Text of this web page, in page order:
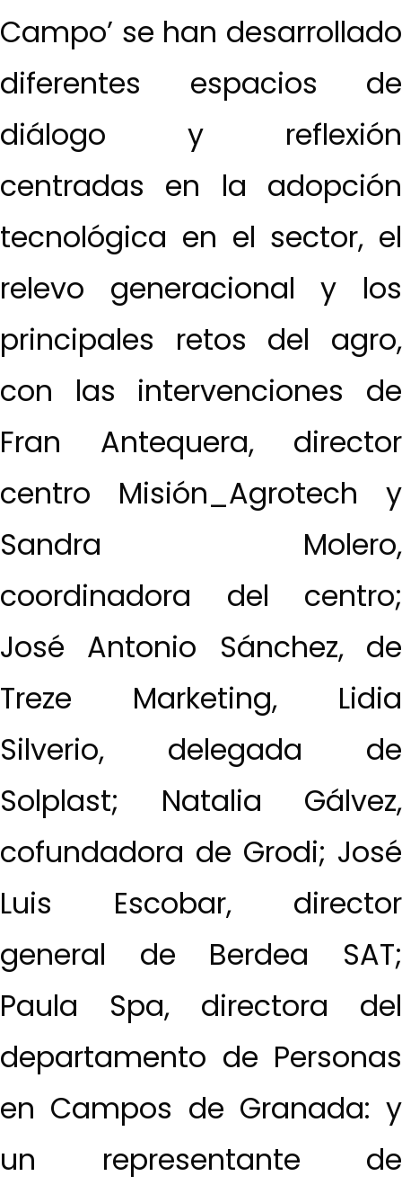
Campo’ se han desarrollado
diferentes espacios de
diálogo y reflexión
centradas en la adopción
tecnológica en el sector, el
relevo generacional y los
principales retos del agro,
con las intervenciones de
Fran Antequera, director
centro Misión_Agrotech y
Sandra Molero,
coordinadora del centro;
José Antonio Sánchez, de
Treze Marketing, Lidia
Silverio, delegada de
Solplast; Natalia Gálvez,
cofundadora de Grodi; José
Luis Escobar, director
general de Berdea SAT;
Paula Spa, directora del
departamento de Personas
en Campos de Granada: y
un representante de